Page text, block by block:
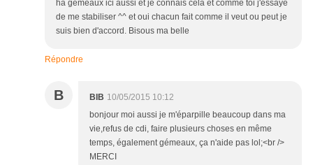
ha gémeaux ici aussi et je connais cela et comme toi j'essaye
de me stabiliser ^^ et oui chacun fait comme il veut ou peut je
suis bien d'accord. Bisous ma belle
Répondre
B BIB 10/05/2015 10:12
bonjour moi aussi je m'éparpille beaucoup dans ma
vie,refus de cdi, faire plusieurs choses en même
temps, également gémeaux, ça n'aide pas lol;<br />
MERCI